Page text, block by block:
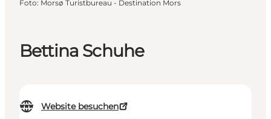
Bettina Schuhe
Website besuchen
Foto: Morsø Turistbureau - Destination Mors